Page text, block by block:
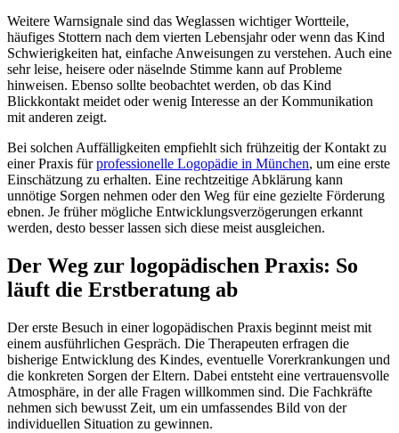
Weitere Warnsignale sind das Weglassen wichtiger Wortteile,
häufiges Stottern nach dem vierten Lebensjahr oder wenn das Kind
Schwierigkeiten hat, einfache Anweisungen zu verstehen. Auch eine
sehr leise, heisere oder näselnde Stimme kann auf Probleme
hinweisen. Ebenso sollte beobachtet werden, ob das Kind
Blickkontakt meidet oder wenig Interesse an der Kommunikation
mit anderen zeigt.
Bei solchen Auffälligkeiten empfiehlt sich frühzeitig der Kontakt zu
einer Praxis fürprofessionelle Logopädie in München, um eine erste
Einschätzung zu erhalten. Eine rechtzeitige Abklärung kann
unnötige Sorgen nehmen oder den Weg für eine gezielte Förderung
ebnen. Je früher mögliche Entwicklungsverzögerungen erkannt
werden, desto besser lassen sich diese meist ausgleichen.
Der Weg zur logopädischen Praxis: So
läuft die Erstberatung ab
Der erste Besuch in einer logopädischen Praxis beginnt meist mit
einem ausführlichen Gespräch. Die Therapeuten erfragen die
bisherige Entwicklung des Kindes, eventuelle Vorerkrankungen und
die konkreten Sorgen der Eltern. Dabei entsteht eine vertrauensvolle
Atmosphäre, in der alle Fragen willkommen sind. Die Fachkräfte
nehmen sich bewusst Zeit, um ein umfassendes Bild von der
individuellen Situation zu gewinnen.